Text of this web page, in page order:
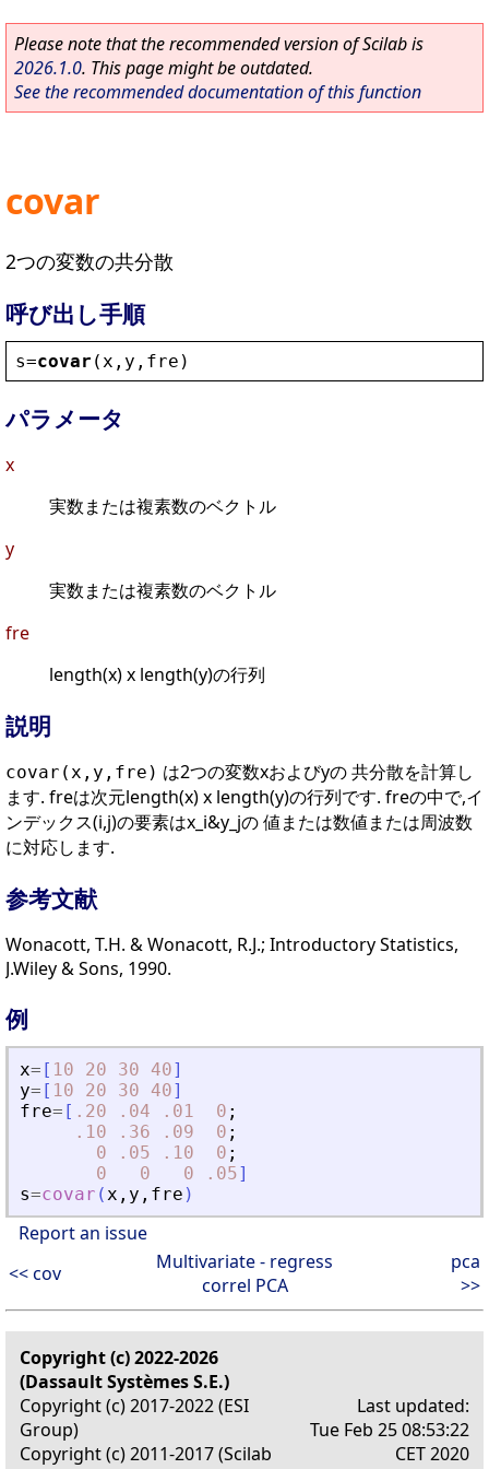
Please note that the recommended version of Scilab is
2026.1.0. This page might be outdated.
See the recommended documentation of this function
covar
2つの変数の共分散
呼び出し手順
s=covar ( x , y , fre )
パラメータ
x
実数または複素数のベクトル
y
実数または複素数のベクトル
fre
length(x) x length(y)の行列
説明
covar(x,y,fre) は2つの変数xおよびyの 共分散を計算し
ます. freは次元length(x) x length(y)の行列です. freの中で,イ
ンデックス(i,j)の要素はx_i&y_jの 値または数値または周波数
に対応します.
参考文献
Wonacott, T.H. & Wonacott, R.J.; Introductory Statistics,
J.Wiley & Sons, 1990.
例
x= [ 10 20 30 40]
y= [ 10 20 30 40]
fre= [ .20 .04 .01 0 ;
.10
.36 .09 0 ;
0
.05 .10 0 ;
0
0 0 .05]
s=covar (x , y , fre )
Report an issue
<< cov
Multivariate - regress
correl PCA
pca
>>
Copyright (c) 2022-2026
(Dassault Systèmes S.E.)
Copyright (c) 2017-2022 (ESI
Group)
Copyright (c) 2011-2017 (Scilab
Last updated:
Tue Feb 25 08:53:22
CET 2020